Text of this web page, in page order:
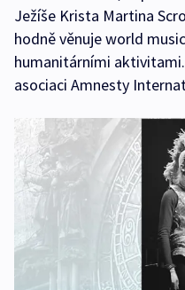
Ježíše Krista Martina
hodně věnuje world
humanitárními
asociaci Amnesty